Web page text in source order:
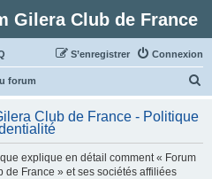
Gilera Club de France
Connexion
S’enregistrer
forum
h
Club de France - Politique
explique en détail comment « Forum
de France » et ses sociétés affiliées